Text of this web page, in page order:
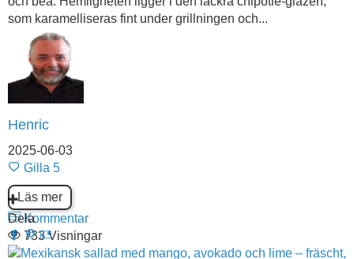
som karamelliseras fint under grillningen och...
Henric
2025-06-03
Gilla 5
Läs mer
Kommentar
733 Visningar
Dela